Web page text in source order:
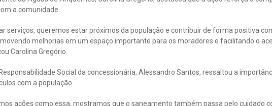
a comunidade.
serviços, queremos estar próximos da população e contribuir de forma positiva
melhorias em um espaço importante para os moradores e facilitando o
Carolina Gregório.
Social da concessionária, Alessandro Santos, ressaltou a
com a população.
ações como essa, mostramos que o saneamento também passa pelo cuidado